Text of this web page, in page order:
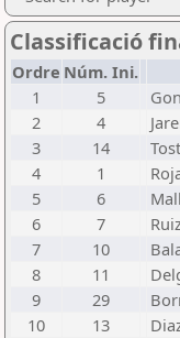
Classificació
Ordre Núm. Ini.
1
5
2
4
3
14
4
1
5
6
6
7
7
10
8
11
9
29
10
13